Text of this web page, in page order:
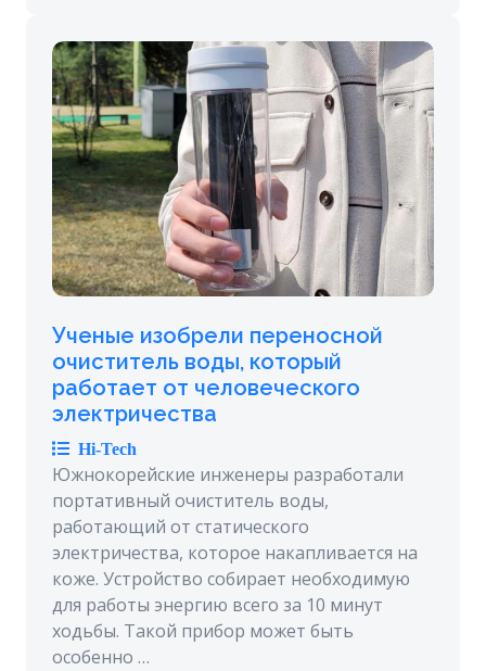
Ученые изобрели переносной
очиститель воды, который
работает от человеческого
электричества
Hi-Tech
Южнокорейские инженеры разработали
портативный очиститель воды,
работающий от статического
электричества, которое накапливается на
коже. Устройство собирает необходимую
для работы энергию всего за 10 минут
ходьбы. Такой прибор может быть
особенно …